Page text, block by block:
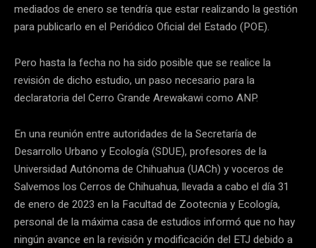
mediados de enero se tendría que estar realizando la gestión
para publicarlo en el Periódico Oficial del Estado (POE).
Pero hasta la fecha no ha sido posible que se realice la
revisión de dicho estudio, un paso necesario para la
declaratoria del Cerro Grande Arewakawi como ANP.
En una reunión entre autoridades de la Secretaría de
Desarrollo Urbano y Ecología (SDUE), profesores de la
Universidad Autónoma de Chihuahua (UACh) y voceros de
Salvemos los Cerros de Chihuahua, llevada a cabo el día 31
de enero de 2023 en la Facultad de Zootecnia y Ecología,
personal de la máxima casa de estudios informó que no hay
ningún avance en la revisión y modificación del ETJ debido a